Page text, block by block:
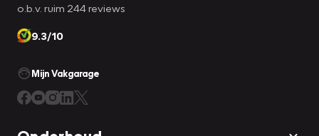
o.b.v. ruim 244 reviews
9.3/10
Mijn Vakgarage